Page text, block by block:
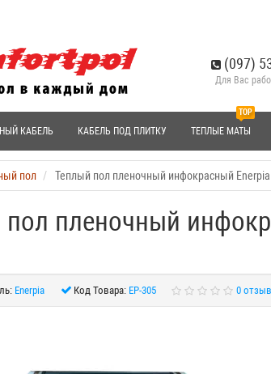
(097)
Для Вас
КАБЕЛЬ КАБЕЛЬ ПОД ПЛИТКУ
TOP
ТЕПЛЫЕ МАТЫ
пол Теплый пол пленочный инфокрасный
пленочный
Enerpia Код Товара: EP-305 0